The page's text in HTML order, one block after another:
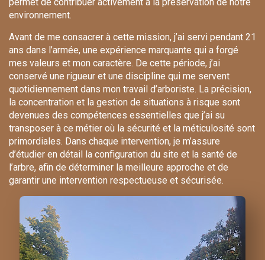
environnement.
Avant de me consacrer à cette mission, j’ai servi pendant 21
ans dans l’armée, une expérience marquante qui a forgé
mes valeurs et mon caractère. De cette période, j’ai
conservé une rigueur et une discipline qui me servent
quotidiennement dans mon travail d’arboriste. La précision,
la concentration et la gestion de situations à risque sont
devenues des compétences essentielles que j’ai su
transposer à ce métier où la sécurité et la méticulosité sont
primordiales. Dans chaque intervention, je m’assure
d’étudier en détail la configuration du site et la santé de
l’arbre, afin de déterminer la meilleure approche et de
garantir une intervention respectueuse et sécurisée.